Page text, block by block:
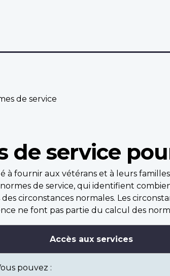
de service
de service
à fournir aux vétérans et à leurs
normes de service, qui identifient
circonstances normales. Les
ne font pas partie du calcul des
Accès aux services
pouvez :